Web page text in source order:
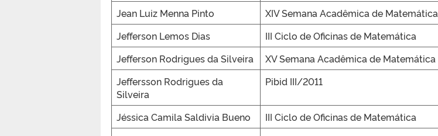
Jean Luiz Menna Pinto
XIV Semana Acadêmica de Matemática
Jefferson Lemos Dias
III Ciclo de Oficinas de Matemática
Jefferson Rodrigues da Silveira
XV Semana Acadêmica de Matemática
Jeffersson Rodrigues da
Silveira
Pibid III/2011
Jéssica Camila Saldivia Bueno
III Ciclo de Oficinas de Matemática